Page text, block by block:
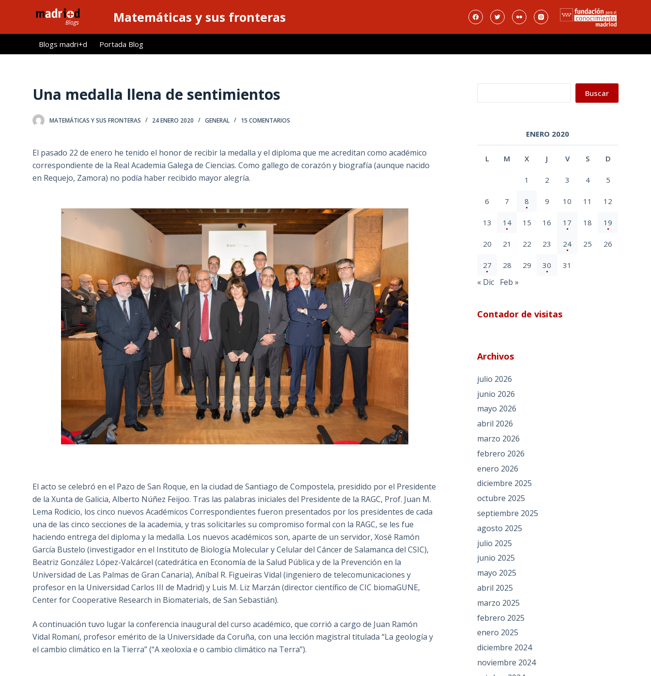
l
Matemáticas y sus fronteras
Blogs madri+d Portada Blog
Una medalla llena de sentimientos
MATEMÁTICAS Y SUS FRONTERAS 24 ENERO 2020 GENERAL 15 COMENTARIOS
El pasado 22 de enero he tenido el honor de recibir la medalla y el diploma que me acreditan como académico
correspondiente de la Real Academia Galega de Ciencias. Como gallego de corazón y biografía (aunque nacido
en Requejo, Zamora) no podía haber recibido mayor alegría.
El acto se celebró en el Pazo de San Roque, en la ciudad de Santiago de Compostela, presidido por el Presidente
de la Xunta de Galicia, Alberto Núñez Feijoo. Tras las palabras iniciales del Presidente de la RAGC, Prof. Juan M.
Lema Rodicio, los cinco nuevos Académicos Correspondientes fueron presentados por los presidentes de cada
una de las cinco secciones de la academia, y tras solicitarles su compromiso formal con la RAGC, se les fue
haciendo entrega del diploma y la medalla. Los nuevos académicos son, aparte de un servidor, Xosé Ramón
García Bustelo (investigador en el Instituto de Biología Molecular y Celular del Cáncer de Salamanca del CSIC),
Beatriz González López-Valcárcel (catedrática en Economía de la Salud Pública y de la Prevención en la
Universidad de Las Palmas de Gran Canaria), Aníbal R. Figueiras Vidal (ingeniero de telecomunicaciones y
profesor en la Universidad Carlos III de Madrid) y Luis M. Liz Marzán (director científico de CIC biomaGUNE,
Center for Cooperative Research in Biomaterials, de San Sebastián).
A continuación tuvo lugar la conferencia inaugural del curso académico, que corrió a cargo de Juan Ramón
Vidal Romaní, profesor emérito de la Universidade da Coruña, con una lección magistral titulada “La geología y
el cambio climático en la Tierra” (“A xeoloxía e o cambio climático na Terra”).
Buscar
ENERO 2020
L M X J V S D
1 2 3 4 5
6 7 8 9 10 11 12
13 14 15 16 17 18 19
20 21 22 23 24 25 26
27 28 29 30 31
« Dic Feb »
Contador de visitas
Archivos
julio 2026
junio 2026
mayo 2026
abril 2026
marzo 2026
febrero 2026
enero 2026
diciembre 2025
octubre 2025
septiembre 2025
agosto 2025
julio 2025
junio 2025
mayo 2025
abril 2025
marzo 2025
febrero 2025
enero 2025
diciembre 2024
noviembre 2024